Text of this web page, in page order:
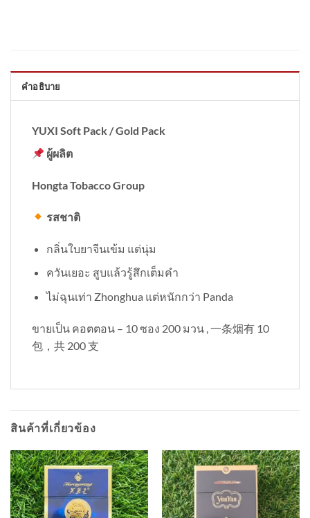
คำอธิบาย
YUXI Soft Pack / Gold Pack
ผู้ผลิต
Hongta Tobacco Group
รสชาติ
กลิ่นใบยาจีนเข้ม แต่นุ่ม
ควันเยอะ สูบแล้วรู้สึกเต็มคำ
ไม่ฉุนเท่า Zhonghua แต่หนักกว่า Panda
ขายเป็น คอตตอน – 10 ซอง 200 มวน , 一条烟有 10
包，共 200 支
สินค้าที่เกี่ยวข้อง